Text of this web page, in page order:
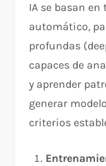
IA se basan
automático,
profundas
capaces de
y aprender
generar
criterios